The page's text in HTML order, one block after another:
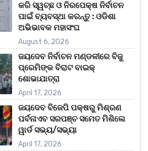
କରି ସ୍ୱଚ୍ଛ ଓ ନିରପେକ୍ଷ ନିର୍ବାଚନ
ପାଇଁ ବ୍ୟବସ୍ଥା କରନ୍ତୁ : ଓଡିଶା
ଅଭିଭାବକ ମହାସଂଘ
August 6, 2026
ଜୟଦେବ ନିର୍ବାଚନ ମଣ୍ଡଳୀରେ ବିଜୁ
ପ୍ରେମିଙ୍କ ବିରାଟ ବାଇକ୍
ଶୋଭାଯାତ୍ରା
April 17, 2026
ଜୟଦେବ ବିଜେପି ପକ୍ଷରୁ ମିଶ୍ରଣ
ପର୍ବନାଏବ ସରପଞ୍ଚ ସମେତ ମିଶିଲେ
ୱାର୍ଡ ସଭ୍ୟ/ସଭ୍ୟା
April 17, 2026